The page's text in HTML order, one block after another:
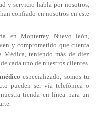
y servicio habla por nosotros,
confiado en nosotros en este
en Monterrey Nuevo león,
y comprometido que cuenta
teniendo más de diez
cada uno de nuestros clientes.
especializado, somos tu
pueden ser vía telefónica o
tienda en línea para un